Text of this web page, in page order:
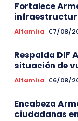
Fortalece
Altamira 07/08/
Respalda DIF
situación de
Altamira 06/08/
Encabeza
ciudadanas